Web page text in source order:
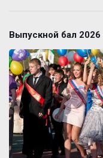
Выпускной бал